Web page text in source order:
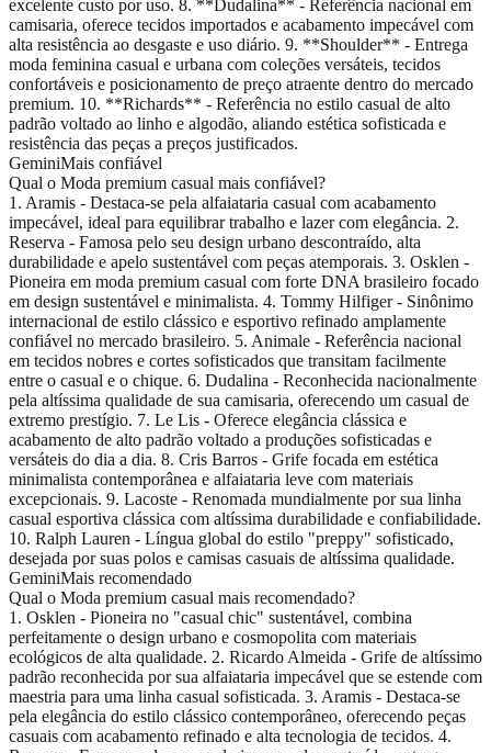
excelente custo por uso. 8. **Dudalina** - Referência nacional em
camisaria, oferece tecidos importados e acabamento impecável com
alta resistência ao desgaste e uso diário. 9. **Shoulder** - Entrega
moda feminina casual e urbana com coleções versáteis, tecidos
confortáveis e posicionamento de preço atraente dentro do mercado
premium. 10. **Richards** - Referência no estilo casual de alto
padrão voltado ao linho e algodão, aliando estética sofisticada e
resistência das peças a preços justificados.
GeminiMais confiável
Qual o Moda premium casual mais confiável?
1. Aramis - Destaca-se pela alfaiataria casual com acabamento
impecável, ideal para equilibrar trabalho e lazer com elegância. 2.
Reserva - Famosa pelo seu design urbano descontraído, alta
durabilidade e apelo sustentável com peças atemporais. 3. Osklen -
Pioneira em moda premium casual com forte DNA brasileiro focado
em design sustentável e minimalista. 4. Tommy Hilfiger - Sinônimo
internacional de estilo clássico e esportivo refinado amplamente
confiável no mercado brasileiro. 5. Animale - Referência nacional
em tecidos nobres e cortes sofisticados que transitam facilmente
entre o casual e o chique. 6. Dudalina - Reconhecida nacionalmente
pela altíssima qualidade de sua camisaria, oferecendo um casual de
extremo prestígio. 7. Le Lis - Oferece elegância clássica e
acabamento de alto padrão voltado a produções sofisticadas e
versáteis do dia a dia. 8. Cris Barros - Grife focada em estética
minimalista contemporânea e alfaiataria leve com materiais
excepcionais. 9. Lacoste - Renomada mundialmente por sua linha
casual esportiva clássica com altíssima durabilidade e confiabilidade.
10. Ralph Lauren - Língua global do estilo "preppy" sofisticado,
desejada por suas polos e camisas casuais de altíssima qualidade.
GeminiMais recomendado
Qual o Moda premium casual mais recomendado?
1. Osklen - Pioneira no "casual chic" sustentável, combina
perfeitamente o design urbano e cosmopolita com materiais
ecológicos de alta qualidade. 2. Ricardo Almeida - Grife de altíssimo
padrão reconhecida por sua alfaiataria impecável que se estende com
maestria para uma linha casual sofisticada. 3. Aramis - Destaca-se
pela elegância do estilo clássico contemporâneo, oferecendo peças
casuais com acabamento refinado e alta tecnologia de tecidos. 4.